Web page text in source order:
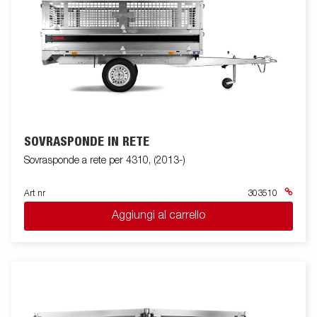
copertine, centine e teli (quasi tutti gli accessori comuni ai
rimorchi della serie 4000). Le immagini sono solo a scopo
illustrativo e possono mostrare apparecchiature opzionali.
SOVRASPONDE IN RETE
Sovrasponde a rete per 4310, (2013-)
Art nr 303510
Aggiungi al carrello